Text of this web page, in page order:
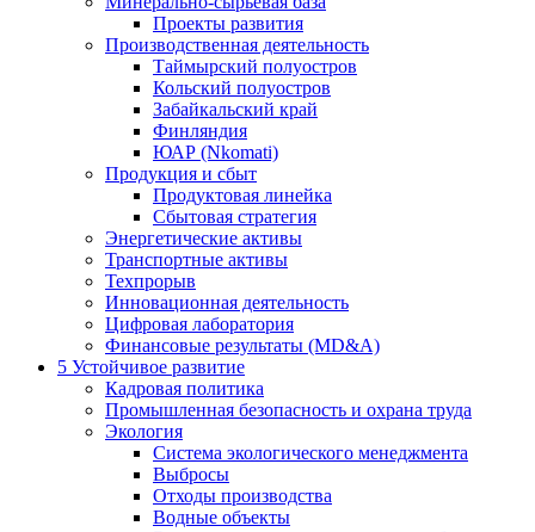
Проекты развития
Производственная деятельность
Таймырский полуостров
Кольский полуостров
Забайкальский край
Финляндия
ЮАР (Nkomati)
Продукция и сбыт
Продуктовая линейка
Сбытовая стратегия
Энергетические активы
Транспортные активы
Техпрорыв
Инновационная деятельность
Цифровая лаборатория
Финансовые результаты (MD&A)
5 Устойчивое развитие
Кадровая политика
Промышленная безопасность и охрана труда
Экология
Система экологического менеджмента
Выбросы
Отходы производства
Водные объекты